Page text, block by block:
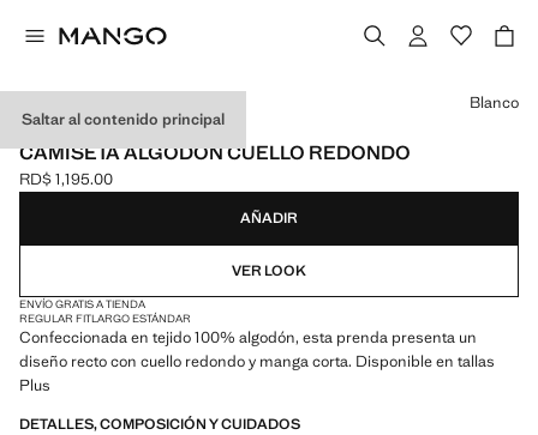
Saltar al contenido principal
LIGHTWEIGHT
CAMISETA ALGODÓN CUELLO REDONDO
Precio actual [RD$ 1,195.00 ]
RD$ 1,195.00
Selecciona un color
Blanco
AÑADIR
VER LOOK
ENVÍO GRATIS A TIENDA
REGULAR FITLARGO ESTÁNDAR
Confeccionada en tejido 100% algodón, esta prenda presenta un
diseño recto con cuello redondo y manga corta. Disponible en tallas
Plus
DETALLES, COMPOSICIÓN Y CUIDADOS